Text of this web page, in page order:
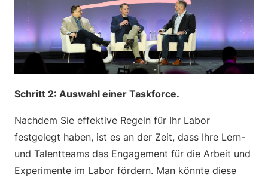
Schritt 2: Auswahl einer Taskforce.
Nachdem Sie effektive Regeln für Ihr Labor
festgelegt haben, ist es an der Zeit, dass Ihre Lern-
und Talentteams das Engagement für die Arbeit und
Experimente im Labor fördern. Man könnte diese